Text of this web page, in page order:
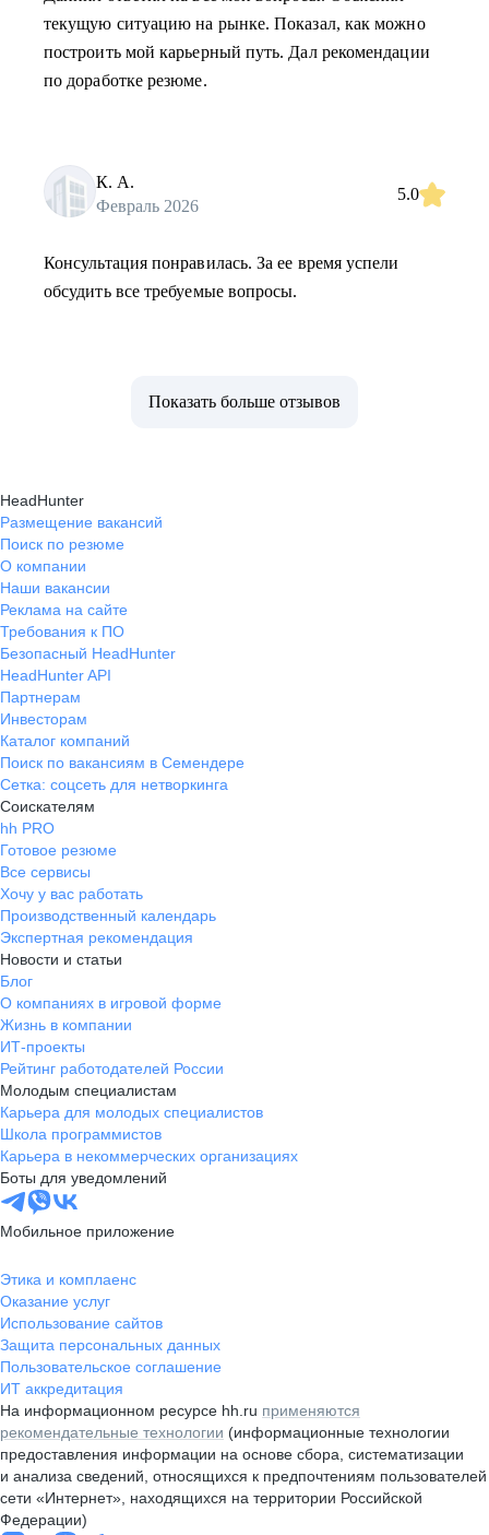
текущую ситуацию на рынке. Показал, как можно
построить мой карьерный путь. Дал рекомендации
по доработке резюме.
К. А.
Февраль 2026
5.0
Консультация понравилась. За ее время успели
обсудить все требуемые вопросы.
Показать больше отзывов
HeadHunter
Размещение вакансий
Поиск по резюме
О компании
Наши вакансии
Реклама на сайте
Требования к ПО
Безопасный HeadHunter
HeadHunter API
Партнерам
Инвесторам
Каталог компаний
Поиск по вакансиям в Семендере
Сетка: соцсеть для нетворкинга
Соискателям
hh PRO
Готовое резюме
Все сервисы
Хочу у вас работать
Производственный календарь
Экспертная рекомендация
Новости и статьи
Блог
О компаниях в игровой форме
Жизнь в компании
ИТ-проекты
Рейтинг работодателей России
Молодым специалистам
Карьера для молодых специалистов
Школа программистов
Карьера в некоммерческих организациях
Боты для уведомлений
Мобильное приложение
Этика и комплаенс
Оказание услуг
Использование сайтов
Защита персональных данных
Пользовательское соглашение
ИТ аккредитация
На информационном ресурсе hh.ru применяются
рекомендательные технологии (информационные технологии
предоставления информации на основе сбора, систематизации
и анализа сведений, относящихся к предпочтениям пользователей
сети «Интернет», находящихся на территории Российской
Федерации)